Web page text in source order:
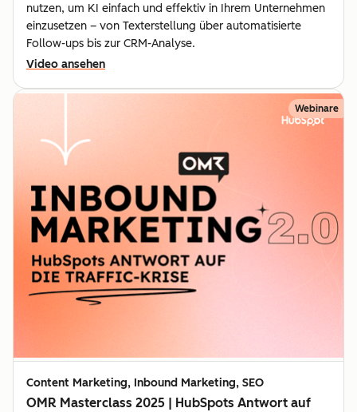
nutzen, um KI einfach und effektiv in Ihrem Unternehmen
einzusetzen – von Texterstellung über automatisierte
Follow-ups bis zur CRM-Analyse.
Video ansehen
Webinare
Content Marketing, Inbound Marketing, SEO
OMR Masterclass 2025 | HubSpots Antwort auf